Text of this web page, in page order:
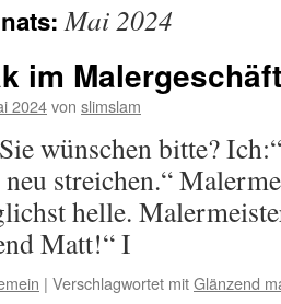
Mai 2024
im Malergeschäft
2024von slimslam
wünschen bitte?
streichen.“
helle.
Matt!“ I
| Verschlagwortet mitGlänzend